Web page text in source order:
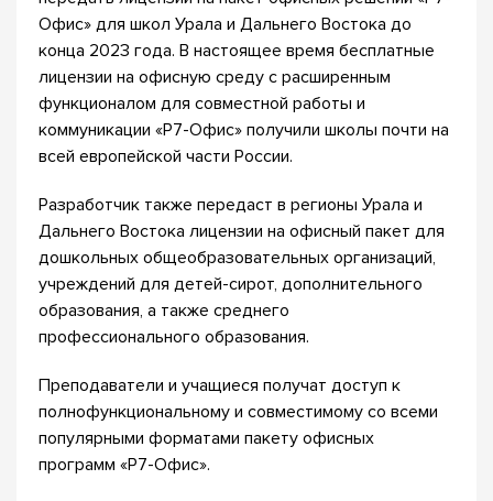
Офис» для школ Урала и Дальнего Востока до
конца 2023 года. В настоящее время бесплатные
лицензии на офисную среду с расширенным
функционалом для совместной работы и
коммуникации «Р7-Офис» получили школы почти на
всей европейской части России.
Разработчик также передаст в регионы Урала и
Дальнего Востока лицензии на офисный пакет для
дошкольных общеобразовательных организаций,
учреждений для детей-сирот, дополнительного
образования, а также среднего
профессионального образования.
Преподаватели и учащиеся получат доступ к
полнофункциональному и совместимому со всеми
популярными форматами пакету офисных
программ «Р7-Офис».